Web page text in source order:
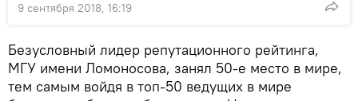
9 сентября 2018, 16:19
Безусловный лидер репутационного рейтинга,
МГУ имени Ломоносова, занял 50-е место в мире,
тем самым войдя в топ-50 ведущих в мире